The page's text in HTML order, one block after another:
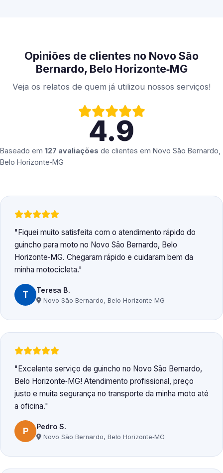
Opiniões de clientes no Novo São
Bernardo, Belo Horizonte‑MG
Veja os relatos de quem já utilizou nossos serviços!
4.9
Baseado em 127 avaliações de clientes em Novo São Bernardo,
Belo Horizonte‑MG
Fiquei muito satisfeita com o atendimento rápido do
guincho para moto no Novo São Bernardo, Belo
Horizonte‑MG. Chegaram rápido e cuidaram bem da
minha motocicleta.
T Teresa B.
Novo São Bernardo, Belo Horizonte‑MG
Excelente serviço de guincho no Novo São Bernardo,
Belo Horizonte‑MG! Atendimento profissional, preço
justo e muita segurança no transporte da minha moto até
a oficina.
P Pedro S.
Novo São Bernardo, Belo Horizonte‑MG